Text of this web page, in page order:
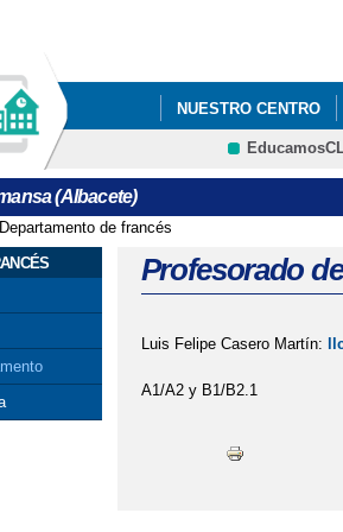
NUESTRO CENTRO
PROCESO DE
(Albacete)
usted aquí
Departamento de francés
Profesorado
Luis Felipe Casero Martín:
A1/A2 y B1/B2.1